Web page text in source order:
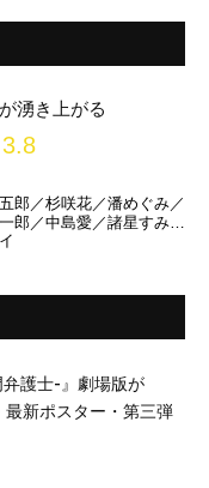
湧き上がる
3.8
郎／杉咲花／潘めぐみ／
郎／中島愛／諸星すみれ
綾／山寺宏一／井上喜久
護士-』劇場版が
新ポスター・第三弾